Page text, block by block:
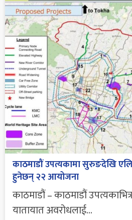
काठमाडौं उपत्यकामा सुरुङदेखि
हुनेछन् २२ आयोजना
काठमाडौं – काठमाडौं
यातायात अवरोधलाई...